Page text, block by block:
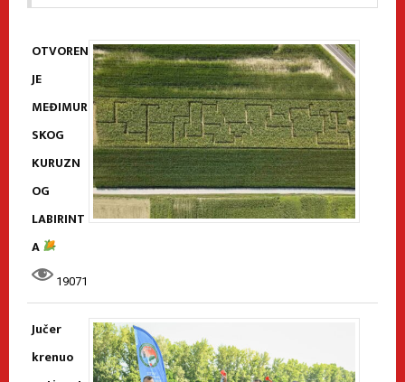
OTVOREN
JE
MEĐIMUR
SKOG
KURUZN
OG
LABIRINT
A
19071
Jučer
krenuo